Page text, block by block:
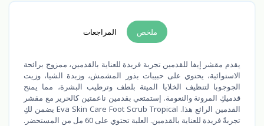
ملخص المراجعات
يقدم مقشر إيفا للقدمين تجربة فريدة للعناية بالقدمين، ممزوج برائحة
الاستوائية، يحتوي على حبيبات بذور المشمش، وزبدة الشيا، وزيت
الجوجوبا لتنظيف الخلايا الميتة بلطف وترطيب البشرة، مما يمنح
قدميكِ المرونة والنعومة. إستمتعي بقدمين ناعمتين كالحرير مع مقشر
القدمين الرائع هذا. Eva Skin Care Foot Scrub Tropical يضمن لكِ
تجربةً فريدة للعناية بالقدمين. العلبة تحتوي على 60 مل من المستحضر.